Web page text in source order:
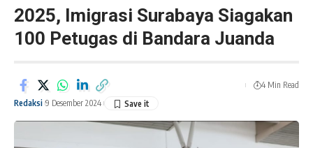
2025, Imigrasi Surabaya Siagakan
100 Petugas di Bandara Juanda
Redaksi 9 Desember 2024
4 Min Read